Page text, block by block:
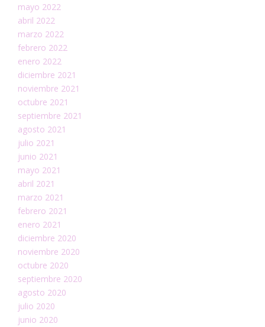
mayo 2022
abril 2022
marzo 2022
febrero 2022
enero 2022
diciembre 2021
noviembre 2021
octubre 2021
septiembre 2021
agosto 2021
julio 2021
junio 2021
mayo 2021
abril 2021
marzo 2021
febrero 2021
enero 2021
diciembre 2020
noviembre 2020
octubre 2020
septiembre 2020
agosto 2020
julio 2020
junio 2020